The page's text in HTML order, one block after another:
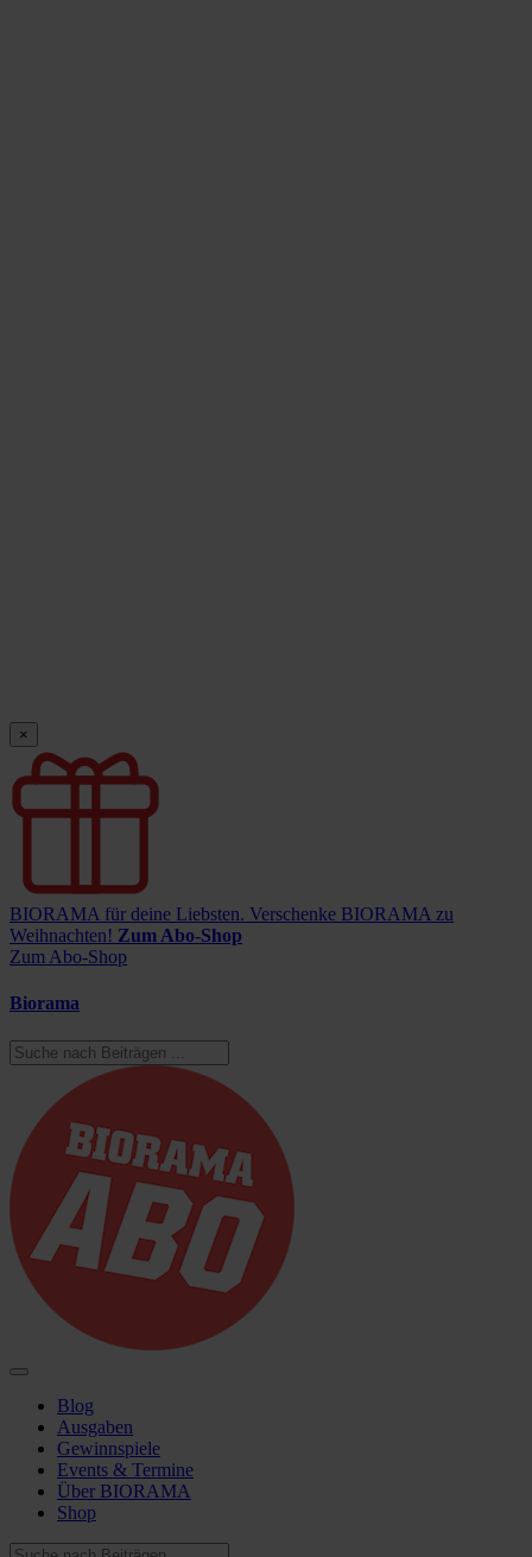
×
BIORAMA für deine Liebsten. Verschenke BIORAMA zu
Weihnachten! Zum Abo-Shop
Zum Abo-Shop
Biorama
Blog
Ausgaben
Gewinnspiele
Events & Termine
Über BIORAMA
Shop